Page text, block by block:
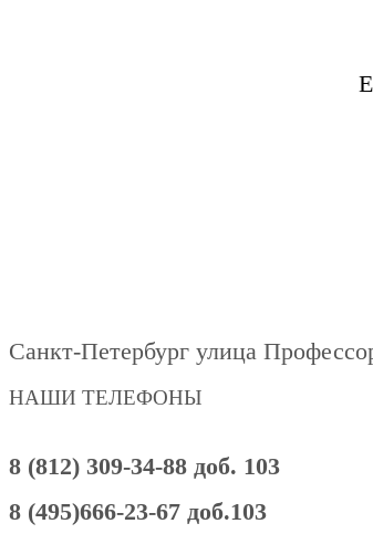
Санкт-Петербург улица
НАШИ ТЕЛЕФОНЫ
8 (812) 309-34-88 доб. 103
8 (495)666-23-67 доб.103